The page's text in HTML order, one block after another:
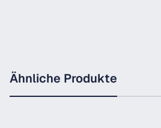
Ähnliche Produkte